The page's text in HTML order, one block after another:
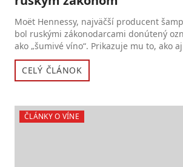
Moët Hennessy, najväčší producent
bol ruskými zákonodarcami donútený
ako „šumivé víno“. Prikazuje mu to, ako
CELÝ ČLÁNOK
ČLÁNKY O VÍNE